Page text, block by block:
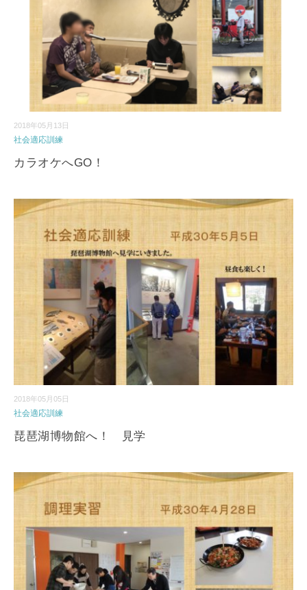
2018年05月13日
社会適応訓練
カラオケへGO！
2018年05月05日
社会適応訓練
琵琶湖博物館へ！ 見学